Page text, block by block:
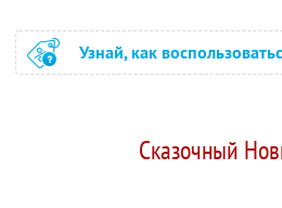
Узнай, как
Сказочный